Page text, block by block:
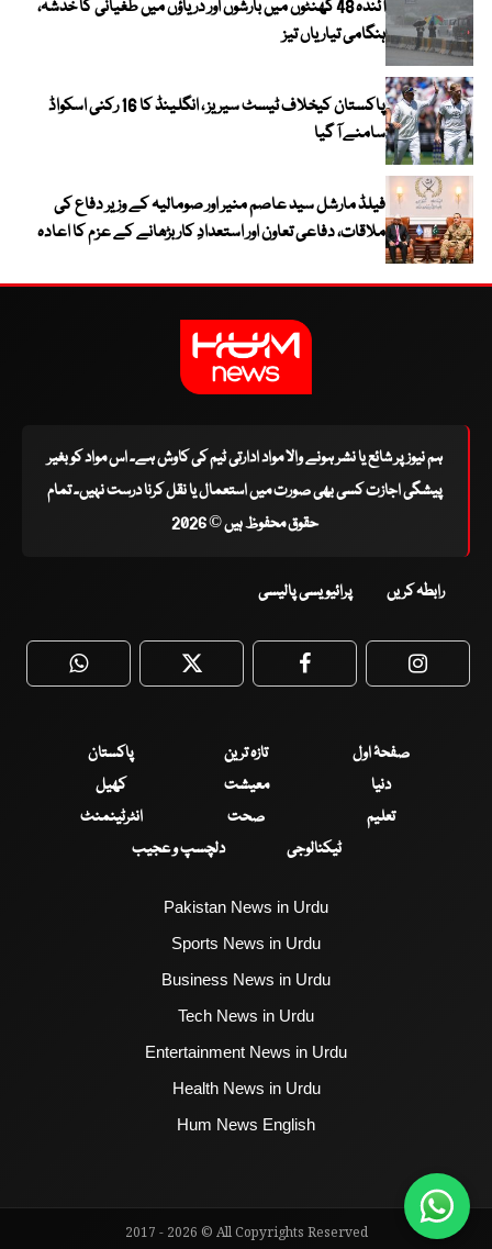
آئندہ 48 گھنٹوں میں بارشوں اور دریاؤں میں طغیانی کا خدشہ،
ہنگامی تیاریاں تیز
پاکستان کیخلاف ٹیسٹ سیریز ، انگلینڈ کا 16 رکنی اسکواڈ
سامنے آ گیا
فیلڈ مارشل سید عاصم منیر اور صومالیہ کے وزیر دفاع کی
ملاقات، دفاعی تعاون اور استعدادِ کار بڑھانے کے عزم کا اعادہ
ہم نیوز پر شائع یا نشر ہونے والا مواد ادارتی ٹیم کی کاوش ہے۔ اس مواد کو بغیر
پیشگی اجازت کسی بھی صورت میں استعمال یا نقل کرنا درست نہیں۔ تمام
حقوق محفوظ ہیں © 2026
رابطہ کریں پرائیویسی پالیسی
WhatsApp Twitter Facebook
صفحۂ اول تازہ ترین
پاکستان
دنیا
معیشت
کھیل
تعلیم
صحت
انٹرٹینمنٹ
ٹیکنالوجی
دلچسپ و عجیب
Pakistan News in Urdu
Sports News in Urdu
Business News in Urdu
Tech News in Urdu
Entertainment News in Urdu
Health News in Urdu
Hum News English
2017 - 2026 © All Copyrights Reserved